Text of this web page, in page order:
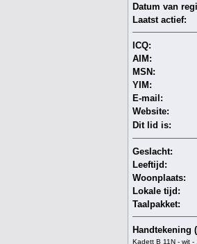
Datum van
Laatst actief:
ICQ:
AIM:
MSN:
YIM:
E-mail:
Website:
Dit lid is:
Geslacht:
Leeftijd:
Woonplaats:
Lokale tijd:
Taalpakket:
Handtekening
Kadett B 11N - wit